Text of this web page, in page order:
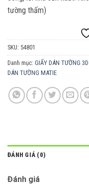
tường thấm)
SKU: 54801
Danh mục: GIẤY DÁN TƯỜNG
DÁN TƯỜNG MATIE
ĐÁNH GIÁ (0)
Đánh giá